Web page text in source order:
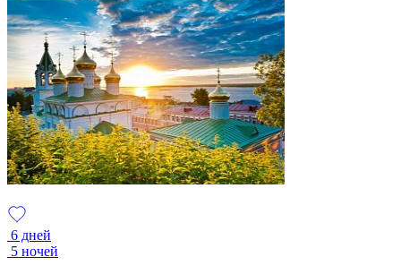
6 дней
5 ночей